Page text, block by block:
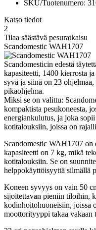
SKU/Tuotenumero:
Katso tiedot
2
Tilaa säästävä pesuratkaisu
Scandomestic WAH1707
Scandomesticin edestä
kapasiteetti, 1400 kierrosta
syvä ja siinä on 23
pikaohjelma.
Miksi se on valittu:
kompaktista pesukoneesta,
energiankulutus, ja joka
kotitalouksiin, joissa on
Scandomestic WAH1707 on
kapasiteetti on 7 kg, mikä
kotitalouksiin. Se on
helppokäyttöisyyttä silmällä
Koneen syvyys on vain 50
sijoitettavan pieniin tiloihin,
kodinhoitohuoneisiin, joissa
moottorityyppi takaa vakaan